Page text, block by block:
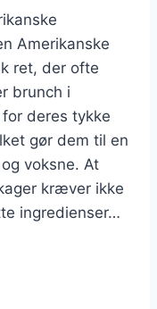
Amerikanske
ret, der ofte
brunch i
deres tykke
gør dem til en
voksne. At
kræver ikke
ingredienser…